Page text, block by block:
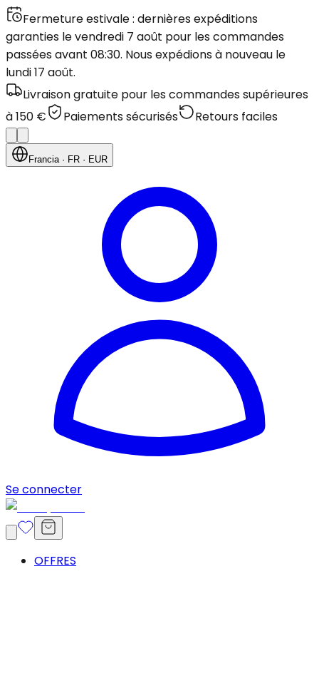
Fermeture estivale : dernières expéditions
garanties le vendredi 7 août pour les commandes
passées avant 08:30. Nous expédions à nouveau le
lundi 17 août.
Livraison gratuite pour les commandes supérieures
à 150 €
Paiements sécurisés Retours faciles
Francia· FR · EUR
Se connecter
OFFRES